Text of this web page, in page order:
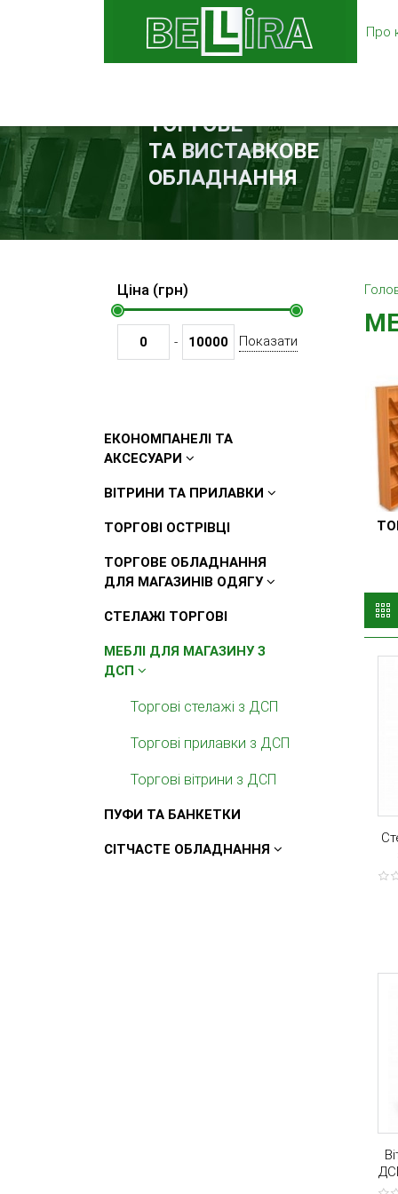
Про
ТОРГОВЕ
ТА ВИСТАВКОВЕ
ОБЛАДНАННЯ
Ціна (грн)
- Показати
ЕКОНОМПАНЕЛІ ТА
АКСЕСУАРИ
ВІТРИНИ ТА ПРИЛАВКИ
ТОРГОВІ ОСТРІВЦІ
ТОРГОВЕ ОБЛАДНАННЯ
ДЛЯ МАГАЗИНІВ ОДЯГУ
СТЕЛАЖІ ТОРГОВІ
МЕБЛІ ДЛЯ МАГАЗИНУ З
ДСП
Торгові стелажі з ДСП
Торгові прилавки з ДСП
Торгові вітрини з ДСП
ПУФИ ТА БАНКЕТКИ
СІТЧАСТЕ ОБЛАДНАННЯ